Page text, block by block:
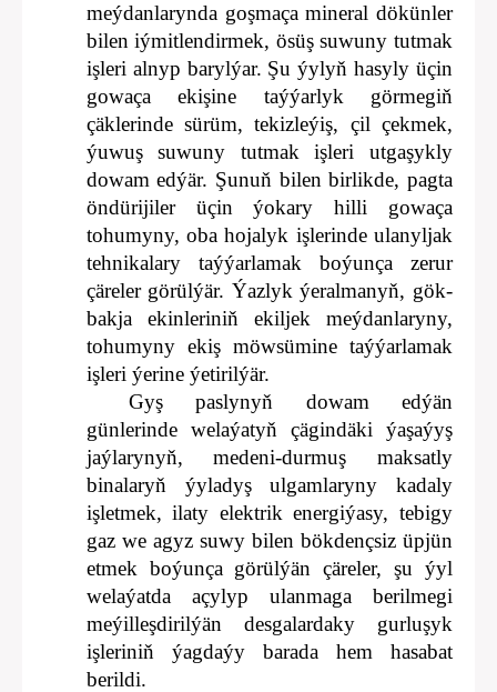
meýdanlarynda goşmaça mineral dökünler
bilen iýmitlendirmek, ösüş suwuny tutmak
işleri alnyp barylýar. Şu ýylyň hasyly üçin
gowaça ekişine taýýarlyk görmegiň
çäklerinde sürüm, tekizleýiş, çil çekmek,
ýuwuş suwuny tutmak işleri utgaşykly
dowam edýär. Şunuň bilen birlikde, pagta
öndürijiler üçin ýokary hilli gowaça
tohumyny, oba hojalyk işlerinde ulanyljak
tehnikalary taýýarlamak boýunça zerur
çäreler görülýär. Ýazlyk ýeralmanyň, gök-
bakja ekinleriniň ekiljek meýdanlaryny,
tohumyny ekiş möwsümine taýýarlamak
işleri ýerine ýetirilýär.
Gyş paslynyň dowam edýän
günlerinde welaýatyň çägindäki ýaşaýyş
jaýlarynyň, medeni-durmuş maksatly
binalaryň ýyladyş ulgamlaryny kadaly
işletmek, ilaty elektrik energiýasy, tebigy
gaz we agyz suwy bilen bökdençsiz üpjün
etmek boýunça görülýän çäreler, şu ýyl
welaýatda açylyp ulanmaga berilmegi
meýilleşdirilýän desgalardaky gurluşyk
işleriniň ýagdaýy barada hem hasabat
berildi.